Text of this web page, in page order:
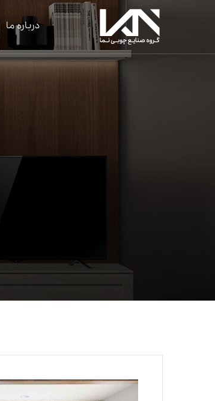
درباره ما